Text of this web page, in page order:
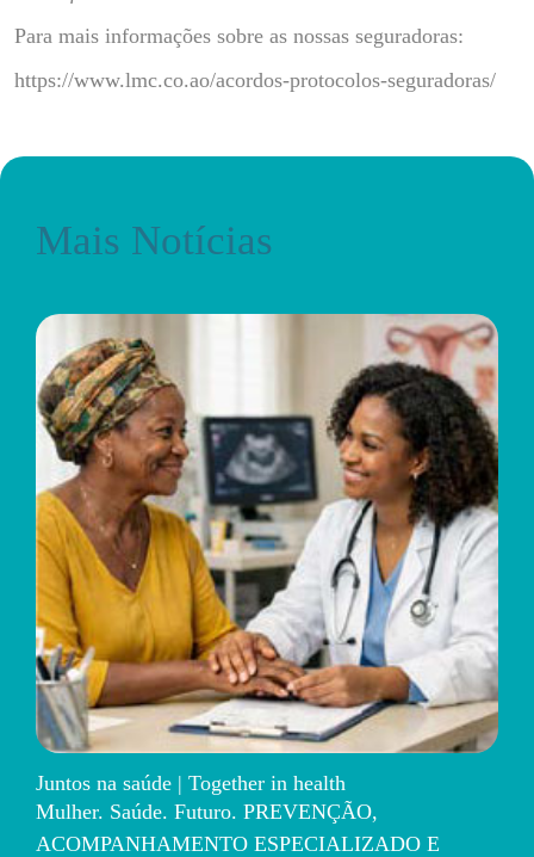
Para mais informações sobre as nossas seguradoras:
https://www.lmc.co.ao/acordos-protocolos-seguradoras/
Mais Notícias
Juntos na saúde | Together in health
Mulher. Saúde. Futuro. PREVENÇÃO,
ACOMPANHAMENTO ESPECIALIZADO E